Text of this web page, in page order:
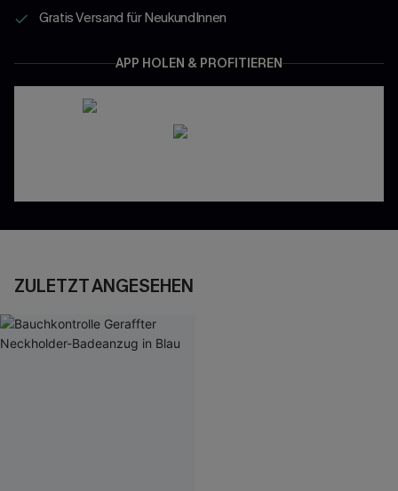
Gratis Versand für NeukundInnen
APP HOLEN & PROFITIEREN
ZULETZT ANGESEHEN